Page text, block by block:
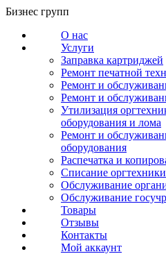
Перейти
содержанию
Бизнес групп
О нас
Услуги
Заправка картриджей
Ремонт печатной
Ремонт и
Ремонт и
Утилизация
оборудования и лома
Ремонт и
оборудования
Распечатка и
Списание оргтехники
Обслуживание
Обслуживание
Товары
Отзывы
Контакты
Мой аккаунт